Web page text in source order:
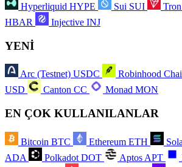
Hyperliquid HYPE Sui SUI Tron
HBAR
Injective INJ
YENİ
Arc (Testnet) USDC Robinhood
USD
Canton CC Monad MON
EN ÇOK KULLANILANLAR
Bitcoin BTC Ethereum ETH
ADA
Polkadot DOT Aptos APT